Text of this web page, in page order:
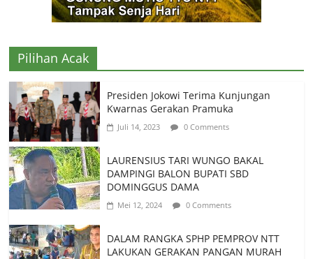
Pilihan Acak
Presiden Jokowi Terima Kunjungan
Kwarnas Gerakan Pramuka
Juli 14, 2023 0 Comments
LAURENSIUS TARI WUNGO BAKAL
DAMPINGI BALON BUPATI SBD
DOMINGGUS DAMA
Mei 12, 2024 0 Comments
DALAM RANGKA SPHP PEMPROV NTT
LAKUKAN GERAKAN PANGAN MURAH